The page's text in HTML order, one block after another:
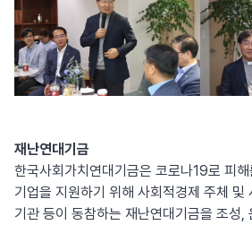
재난연대기금
한국사회가치연대기금은 코로나19로 피해
기업을 지원하기 위해 사회적경제 주체 및
기관 등이 동참하는 재난연대기금을 조성,